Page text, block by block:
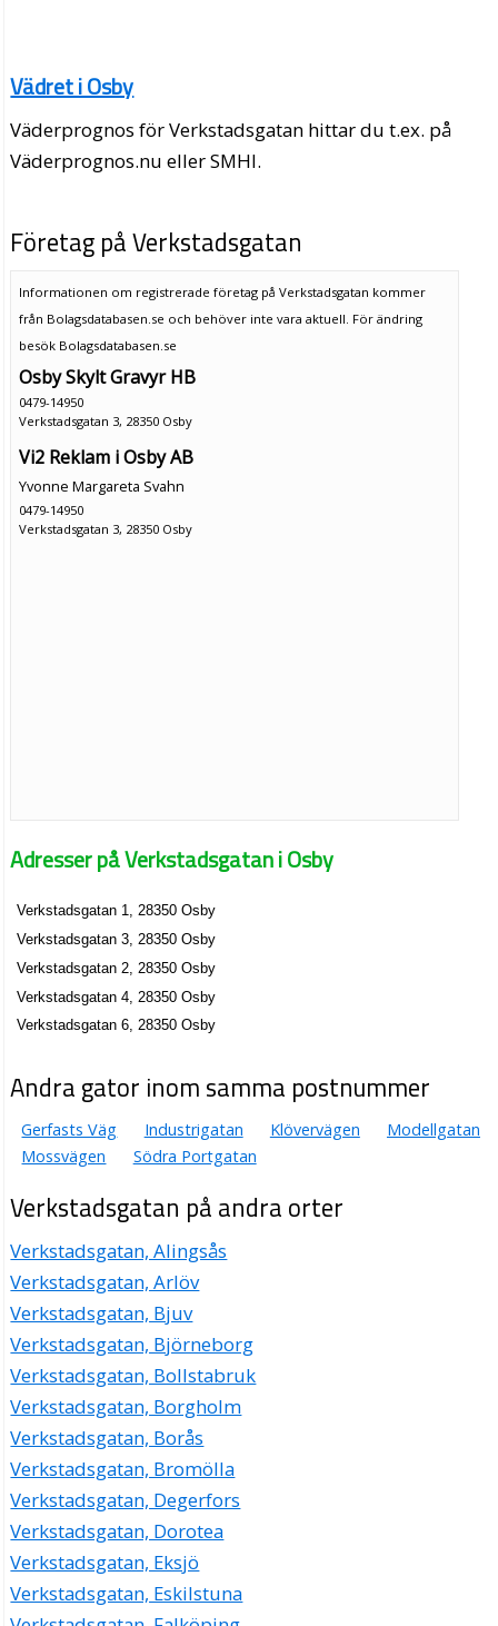
Vädret i Osby
Väderprognos för Verkstadsgatan hittar du t.ex. på
Väderprognos.nu eller SMHI.
Företag på Verkstadsgatan
Informationen om registrerade företag på Verkstadsgatan kommer
från Bolagsdatabasen.se och behöver inte vara aktuell. För ändring
besök Bolagsdatabasen.se
Osby Skylt Gravyr HB
0479-14950
Verkstadsgatan 3, 28350 Osby
Vi2 Reklam i Osby AB
Yvonne Margareta Svahn
0479-14950
Verkstadsgatan 3, 28350 Osby
Adresser på Verkstadsgatan i Osby
Verkstadsgatan 1, 28350 Osby
Verkstadsgatan 3, 28350 Osby
Verkstadsgatan 2, 28350 Osby
Verkstadsgatan 4, 28350 Osby
Verkstadsgatan 6, 28350 Osby
Andra gator inom samma postnummer
Gerfasts Väg Industrigatan Klövervägen
Modellgatan
Mossvägen
Södra Portgatan
Verkstadsgatan på andra orter
Verkstadsgatan, Alingsås
Verkstadsgatan, Arlöv
Verkstadsgatan, Bjuv
Verkstadsgatan, Björneborg
Verkstadsgatan, Bollstabruk
Verkstadsgatan, Borgholm
Verkstadsgatan, Borås
Verkstadsgatan, Bromölla
Verkstadsgatan, Degerfors
Verkstadsgatan, Dorotea
Verkstadsgatan, Eksjö
Verkstadsgatan, Eskilstuna